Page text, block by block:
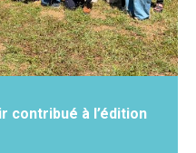
contribué à l’édition